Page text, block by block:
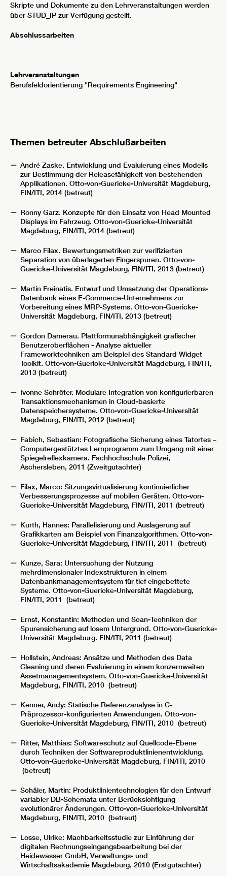
Skripte und Dokumente zu den Lehrveranstaltungen werden
über STUD_IP zur Verfügung gestellt.
Abschlussarbeiten
Lehrveranstaltungen
Berufsfeldorientierung "Requirements Engineering"
Themen betreuter Abschlußarbeiten
André Zaske. Entwicklung und Evaluierung eines Modells
zur Bestimmung der Releasefähigkeit von bestehenden
Applikationen. Otto-von-Guericke-Universität Magdeburg,
FIN/ITI, 2014 (betreut)
Ronny Garz. Konzepte für den Einsatz von Head Mounted
Displays im Fahrzeug. Otto-von-Guericke-Universität
Magdeburg, FIN/ITI, 2014 (betreut)
Marco Filax. Bewertungsmetriken zur verifizierten
Separation von überlagerten Fingerspuren. Otto-von-
Guericke-Universität Magdeburg, FIN/ITI, 2013 (betreut)
Martin Freinatis. Entwurf und Umsetzung der Operations-
Datenbank eines E-Commerce-Unternehmens zur
Vorbereitung eines MRP-Systems. Otto-von-Guericke-
Universität Magdeburg, FIN/ITI, 2013 (betreut)
Gordon Damerau. Plattformunabhängigkeit grafischer
Benutzeroberflächen - Analyse aktueller
Frameworktechniken am Beispiel des Standard Widget
Toolkit. Otto-von-Guericke-Universität Magdeburg, FIN/ITI,
2013 (betreut)
Ivonne Schröter. Modulare Integration von konfigurierbaren
Transaktionsmechanismen in Cloud-basierte
Datenspeichersysteme. Otto-von-Guericke-Universität
Magdeburg, FIN/ITI, 2012 (betreut)
Fabich, Sebastian: Fotografische Sicherung eines Tatortes –
Computergestütztes Lernprogramm zum Umgang mit einer
Spiegelreflexkamera. Fachhochschule Polizei,
Aschersleben, 2011 (Zweitgutachter)
Filax, Marco: Sitzungsvirtualisierung kontinuierlicher
Verbesserungsprozesse auf mobilen Geräten. Otto-von-
Guericke-Universität Magdeburg, FIN/ITI, 2011 (betreut)
Kurth, Hannes: Parallelisierung und Auslagerung auf
Grafikkarten am Beispiel von Finanzalgorithmen. Otto-von-
Guericke-Universität Magdeburg, FIN/ITI, 2011 (betreut)
Kunze, Sara: Untersuchung der Nutzung
mehrdimensionaler Indexstrukturen in einem
Datenbankmanagementsystem für tief eingebettete
Systeme. Otto-von-Guericke-Universität Magdeburg,
FIN/ITI, 2011 (betreut)
Ernst, Konstantin: Methoden und Scan-Techniken der
Spurensicherung auf losem Untergrund. Otto-von-Guericke-
Universität Magdeburg. FIN/ITI, 2011 (betreut)
Hollstein, Andreas: Ansätze und Methoden des Data
Cleaning und deren Evaluierung in einem konzernweiten
Assetmanagementsystem. Otto-von-Guericke-Universität
Magdeburg, FIN/ITI, 2010 (betreut)
Kenner, Andy: Statische Referenzanalyse in C-
Präprozessor-konfigurierten Anwendungen. Otto-von-
Guericke-Universität Magdeburg, FIN/ITI, 2010 (betreut)
Ritter, Matthias: Softwareschutz auf Quellcode-Ebene
durch Techniken der Softwareproduktlinienentwicklung.
Otto-von-Guericke-Universität Magdeburg, FIN/ITI, 2010
(betreut)
Schäler, Martin: Produktlinientechnologien für den Entwurf
variabler DB-Schemata unter Berücksichtigung
evolutionärer Änderungen. Otto-von-Guericke-Universität
Magdeburg, FIN/ITI, 2010 (betreut)
Losse, Ulrike: Machbarkeitsstudie zur Einführung der
digitalen Rechnungseingangsbearbeitung bei der
Heidewasser GmbH, Verwaltungs- und
Wirtschaftsakademie Magdeburg, 2010 (Erstgutachter)